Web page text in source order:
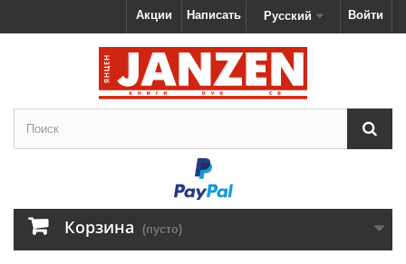
Войти
Русский
Написать
Акции
Корзина (пусто)